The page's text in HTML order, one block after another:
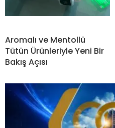
Aromalı ve Mentollü
Tütün Ürünleriyle Yeni Bir
Bakış Açısı